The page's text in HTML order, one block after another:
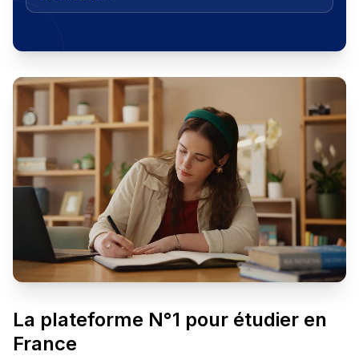
La plateforme N°1 pour étudier en
France